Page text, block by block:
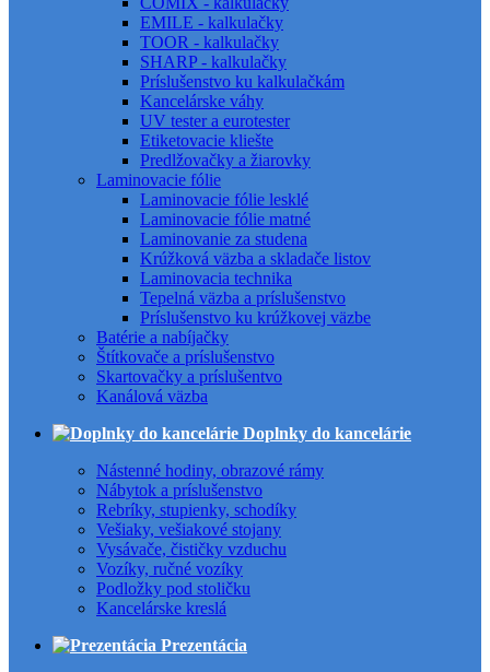
EMILE - kalkulačky
TOOR - kalkulačky
SHARP - kalkulačky
Príslušenstvo ku kalkulačkám
Kancelárske váhy
UV tester a eurotester
Etiketovacie kliešte
Predlžovačky a žiarovky
Laminovacie fólie
Laminovacie fólie lesklé
Laminovacie fólie matné
Laminovanie za studena
Krúžková väzba a skladače listov
Laminovacia technika
Tepelná väzba a príslušenstvo
Príslušenstvo ku krúžkovej väzbe
Batérie a nabíjačky
Štítkovače a príslušenstvo
Skartovačky a príslušentvo
Kanálová väzba
Doplnky do kancelárie
Nástenné hodiny, obrazové rámy
Nábytok a príslušenstvo
Rebríky, stupienky, schodíky
Vešiaky, vešiakové stojany
Vysávače, čističky vzduchu
Vozíky, ručné vozíky
Podložky pod stoličku
Kancelárske kreslá
Prezentácia